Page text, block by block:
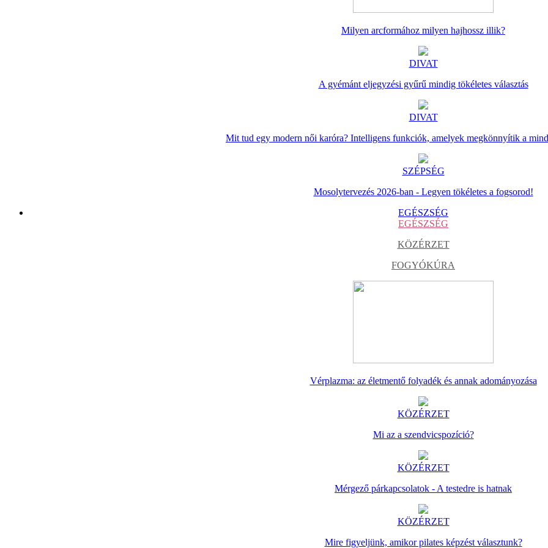
Milyen arcformához milyen hajhossz illik?
DIVAT
A gyémánt eljegyzési gyűrű mindig tökéletes választás
DIVAT
Mit tud egy modern női karóra? Intelligens funkciók, amelyek megkönnyítik a
SZÉPSÉG
Mosolytervezés 2026-ban - Legyen tökéletes a fogsorod!
EGÉSZSÉG
EGÉSZSÉG
KÖZÉRZET
FOGYÓKÚRA
Vérplazma: az életmentő folyadék és annak adományozása
KÖZÉRZET
Mi az a szendvicspozíció?
KÖZÉRZET
Mérgező párkapcsolatok - A testedre is hatnak
KÖZÉRZET
Mire figyeljünk, amikor pilates képzést választunk?